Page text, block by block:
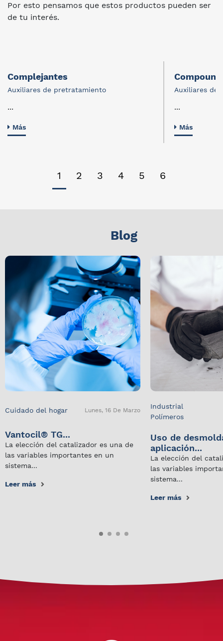
Por esto pensamos que estos productos pueden ser
de tu interés.
Complejantes
Auxiliares de pretratamiento
...
Más
Compound
Auxiliares de
...
Más
1 2 3 4 5 6
Blog
Cuidado del hogar Lunes, 16 De Marzo
Vantocil® TG...
La elección del catalizador es una de
las variables importantes en un
sistema...
Leer más
Industrial
Polímeros
Uso de
aplicación...
La elección del
las variables
sistema...
Leer más